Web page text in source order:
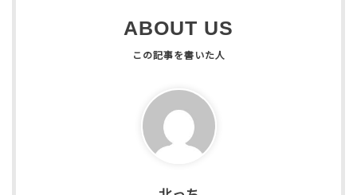
ABOUT US